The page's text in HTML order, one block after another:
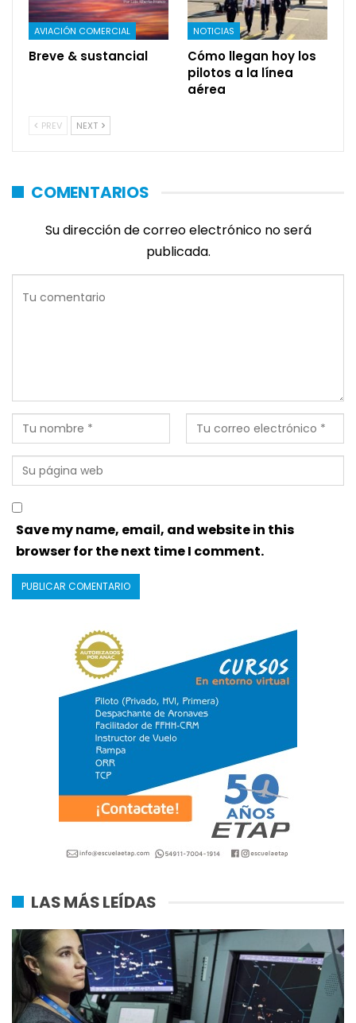
AVIACIÓN COMERCIAL
Breve & sustancial
NOTICIAS
Cómo llegan hoy los
pilotos a la línea
aérea
PREV NEXT
COMENTARIOS
Su dirección de correo electrónico no será
publicada.
Save my name, email, and website in this
browser for the next time I comment.
LAS MÁS LEÍDAS